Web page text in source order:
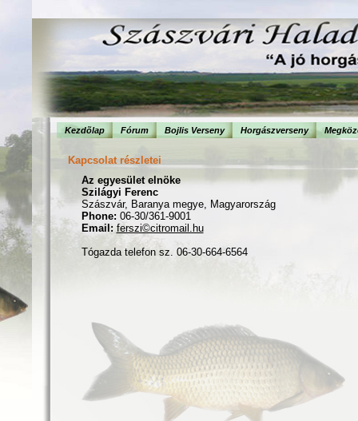
Kezdõlap Fórum Bojlis Verseny Horgászverseny
Kapcsolat részletei
Az egyesület elnöke
Szilágyi Ferenc
Szászvár, Baranya megye, Magyarország
Phone: 06-30/361-9001
Email: ferszi©citromail.hu
Tógazda telefon sz. 06-30-664-6564